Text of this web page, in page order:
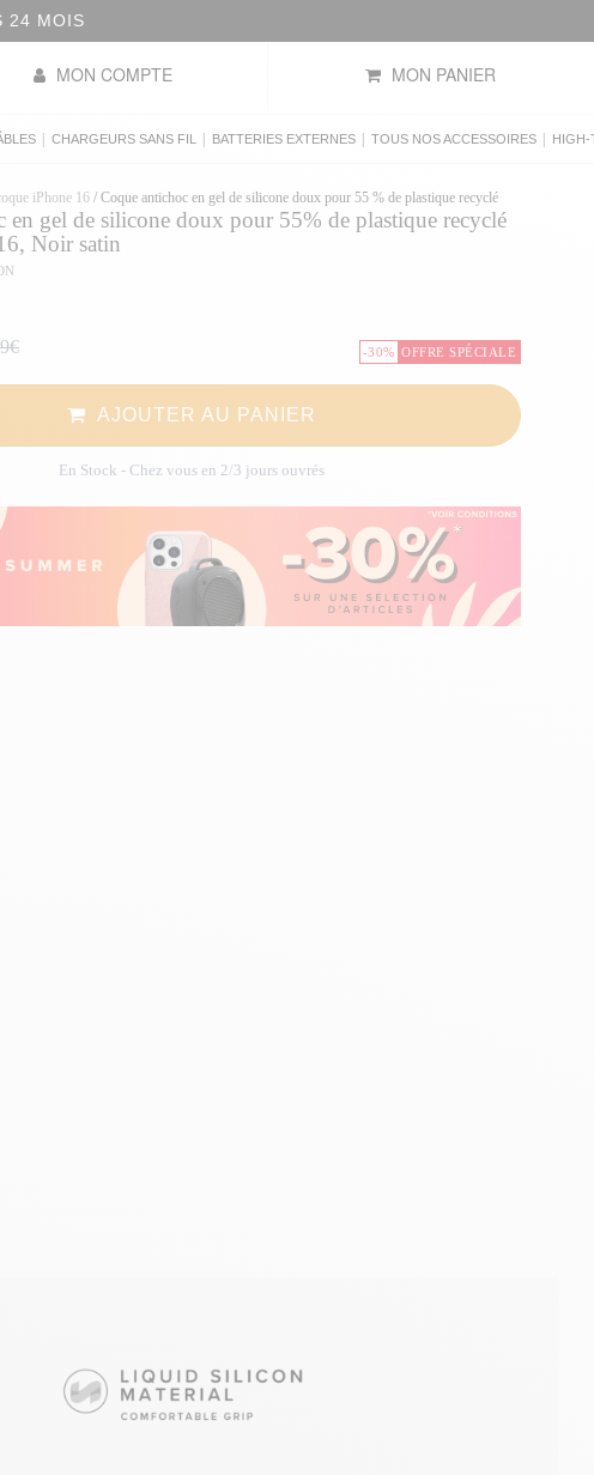
24 MOIS
MON COMPTE MON PANIER
CHARGEURS SANS FIL BATTERIES EXTERNES TOUS NOS ACCESSOIRES HIGH-
iPhone 16 / Coque antichoc en gel de silicone doux pour 55 % de plastique recyclé
en gel de silicone doux pour 55% de plastique recyclé
Noir satin
-30% OFFRE SPÉCIALE
AJOUTER AU PANIER
En Stock - Chez vous en 2/3 jours ouvrés